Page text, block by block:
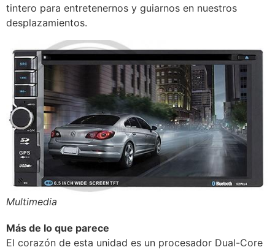
tintero para entretenernos y guiarnos en nuestros
desplazamientos.
Multimedia
Más de lo que parece
El corazón de esta unidad es un procesador Dual-Core